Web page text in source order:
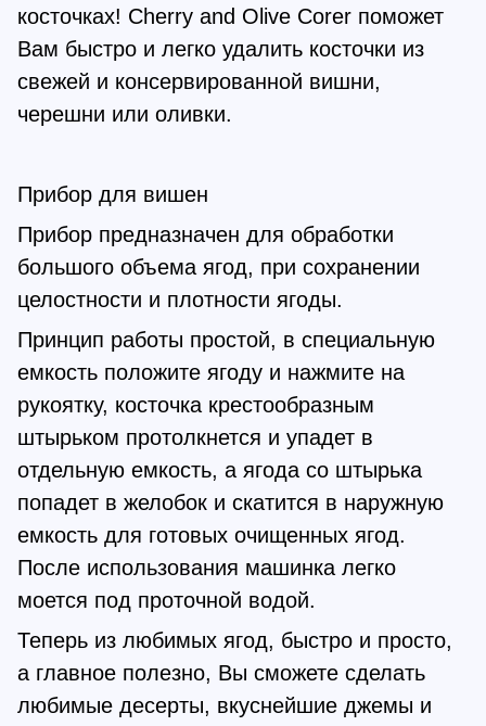
косточках! Cherry and Olive Corer поможет
Вам быстро и легко удалить косточки из
свежей и консервированной вишни,
черешни или оливки.
Прибор для вишен
Прибор предназначен для обработки
большого объема ягод, при сохранении
целостности и плотности ягоды.
Принцип работы простой, в специальную
емкость положите ягоду и нажмите на
рукоятку, косточка крестообразным
штырьком протолкнется и упадет в
отдельную емкость, а ягода со штырька
попадет в желобок и скатится в наружную
емкость для готовых очищенных ягод.
После использования машинка легко
моется под проточной водой.
Теперь из любимых ягод, быстро и просто,
а главное полезно, Вы сможете сделать
любимые десерты, вкуснейшие джемы и